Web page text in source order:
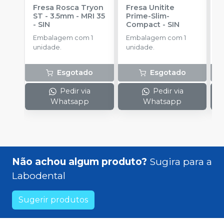
Fresa Rosca Tryon
ST - 3.5mm - MRI 35
- SIN
Embalagem com 1
unidade.
Esgotado
Pedir via
Whatsapp
Fresa Unitite
Prime-Slim-
Compact- SIN
Embalagem com 1
unidade.
Esgotado
Pedir via
Whatsapp
Não achou algum produto? Sugira para a
Labodental
Sugerir produtos